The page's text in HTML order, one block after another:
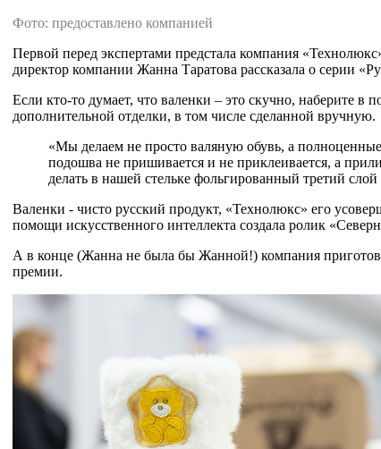
Фото: предоставлено компанией
Первой перед экспертами предстала компания
директор компании Жанна Таратова рассказала о серии
Если кто-то думает, что валенки – это скучно, наберите
дополнительной отделки, в том числе сделанной вручную.
«Мы делаем не просто валяную обувь, а
подошва не пришивается и не приклеивается, а
делать в нашей стельке фольгированный третий
Валенки - чисто русский продукт, «Технолюкс» его
помощи искусственного интеллекта создала ролик
А в конце (Жанна не была бы Жанной!) компания
премии.